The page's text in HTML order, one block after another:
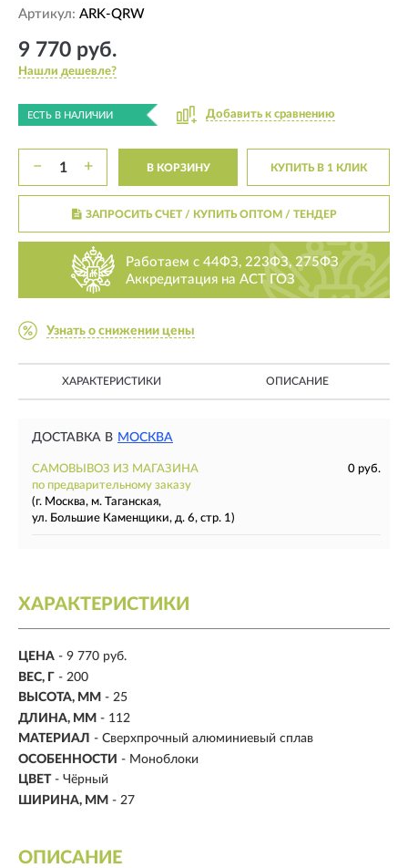
Артикул: ARK-QRW
9 770 руб.
Нашли дешевле?
ЕСТЬ В НАЛИЧИИ Добавить к сравнению
− + В КОРЗИНУ КУПИТЬ В 1 КЛИК
ЗАПРОСИТЬ СЧЕТ / КУПИТЬ ОПТОМ/ ТЕНДЕР
Работаем с 44ФЗ, 223ФЗ, 275ФЗ
Аккредитация на АСТ ГОЗ
Узнать о снижении цены
ХАРАКТЕРИСТИКИ ОПИСАНИЕ
ДОСТАВКА В МОСКВА
САМОВЫВОЗ ИЗ МАГАЗИНА
0 руб.
по предварительному заказу
(г. Москва, м. Таганская,
ул. Большие Каменщики, д. 6, стр. 1)
ХАРАКТЕРИСТИКИ
ЦЕНА - 9 770 руб.
ВЕС, Г - 200
ВЫСОТА, ММ - 25
ДЛИНА, ММ - 112
МАТЕРИАЛ - Сверхпрочный алюминиевый сплав
ОСОБЕННОСТИ - Моноблоки
ЦВЕТ - Чёрный
ШИРИНА, ММ - 27
ОПИСАНИЕ